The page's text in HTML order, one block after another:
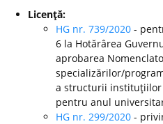
Licenţă:
HG nr. 739/2020 -
6 la Hotărârea
aprobarea
specializărilor/
a structurii
pentru anul
HG nr. 299/2020 -